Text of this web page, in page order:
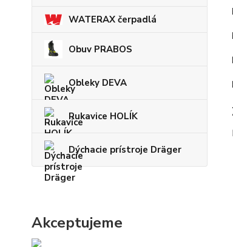
WATERAX čerpadlá
Obuv PRABOS
Obleky DEVA
Rukavice HOLÍK
Dýchacie prístroje Dräger
Akceptujeme